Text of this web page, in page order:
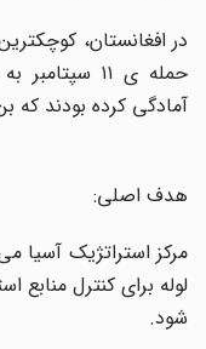
در افغانستان،
حمله ی ۱۱
آمادگی کرده بودند که
هدف اصلی:
مرکز استراتژیک آسیا
لوله برای کنترل منابع
شود.